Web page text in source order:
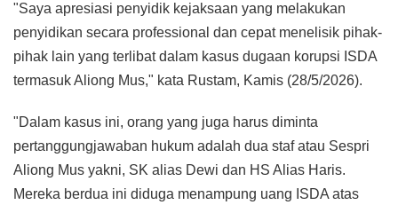
"Saya apresiasi penyidik kejaksaan yang melakukan
penyidikan secara professional dan cepat menelisik pihak-
pihak lain yang terlibat dalam kasus dugaan korupsi ISDA
termasuk Aliong Mus," kata Rustam, Kamis (28/5/2026).
"Dalam kasus ini, orang yang juga harus diminta
pertanggungjawaban hukum adalah dua staf atau Sespri
Aliong Mus yakni, SK alias Dewi dan HS Alias Haris.
Mereka berdua ini diduga menampung uang ISDA atas